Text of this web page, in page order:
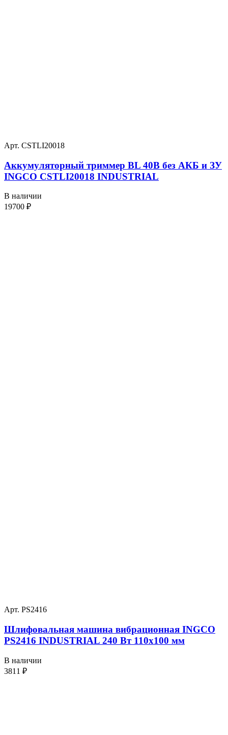
Арт. CSTLI20018
Аккумуляторный триммер BL 40В без АКБ и ЗУ
INGCO CSTLI20018 INDUSTRIAL
В наличии
19700 ₽
Арт. PS2416
Шлифовальная машина вибрационная INGCO
PS2416 INDUSTRIAL 240 Вт 110х100 мм
В наличии
3811 ₽